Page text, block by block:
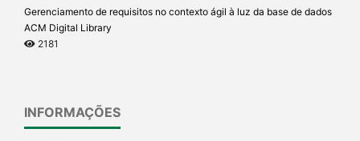
Gerenciamento de requisitos no contexto ágil à luz da base de dados
ACM Digital Library
2181
INFORMAÇÕES